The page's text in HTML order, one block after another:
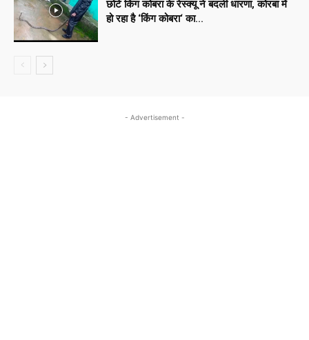
छोटे किंग कोबरा के रेस्क्यू ने बदली धारणा, कोरबा में
हो रहा है ‘किंग कोबरा‘ का...
- Advertisement -